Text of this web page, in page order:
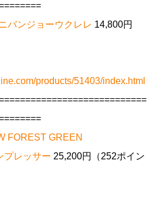
バンジョーウクレレ 14,800円
products/51403/index.html
FOREST GREEN
プレッサー 25,200円（252ポイン